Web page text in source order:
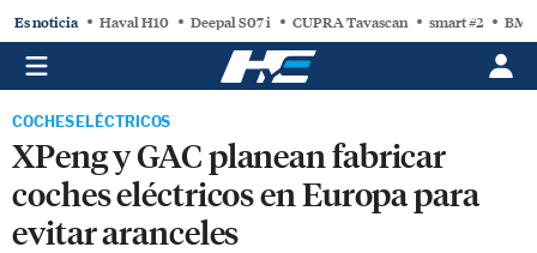
Es noticia Haval H10 Deepal S07 i CUPRA Tavascan smart #2
COCHES ELÉCTRICOS
XPeng y GAC planean fabricar
coches eléctricos en Europa para
evitar aranceles